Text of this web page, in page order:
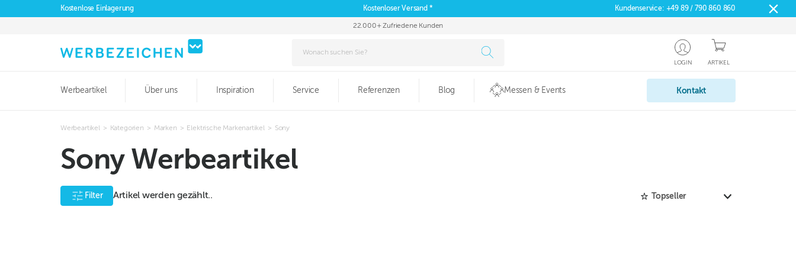
Kostenlose Einlagerung Kostenloser Versand * Kundenservice: +49 89 / 790 860 860
22.000+ Zufriedene Kunden
LOGIN ARTIKEL
Werbeartikel Über uns Inspiration Service Referenzen Blog Messen & Events Kontakt
Werbeartikel > Kategorien > Marken > Elektrische Markenartikel > Sony
Sony Werbeartikel
Filter Artikel werden gezählt.. Topseller